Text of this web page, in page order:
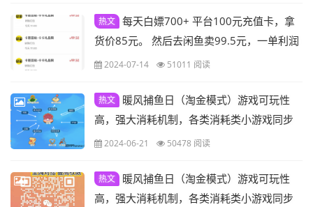
热文 每天白嫖700+ 平台100元充值卡，拿
货价85元。 然后去闲鱼卖99.5元，一单利润
赚14.5元。买好卡密之后，激活一下！然后
上角：分类-卡券回收-话费充值卡-就回收成
功了，预计10-20分钟，钱直接到支付宝！
2024-07-14 51011 阅读
热文
暖风捕鱼日（淘金模式）游戏可玩性
高，强大消耗机制，各类消耗类小游戏同步
上线2024-06-21 50478 阅读
热文
暖风捕鱼日（淘金模式）游戏可玩性
高，强大消耗机制，各类消耗类小游戏同步